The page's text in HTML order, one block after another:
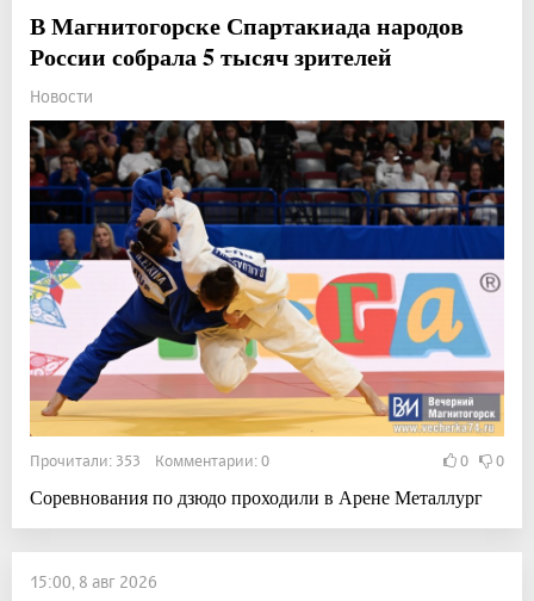
В Магнитогорске Спартакиада народов
России собрала 5 тысяч зрителей
Новости
Прочитали: 353 Комментарии: 0 0 0
Соревнования по дзюдо проходили в Арене Металлург
15:00, 8 авг 2026